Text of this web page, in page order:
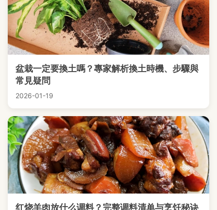
盆栽一定要換土嗎？專家解析換土時機、步驟與
常見疑問
2026-01-19
红烧羊肉放什么调料？完整调料清单与烹饪秘诀